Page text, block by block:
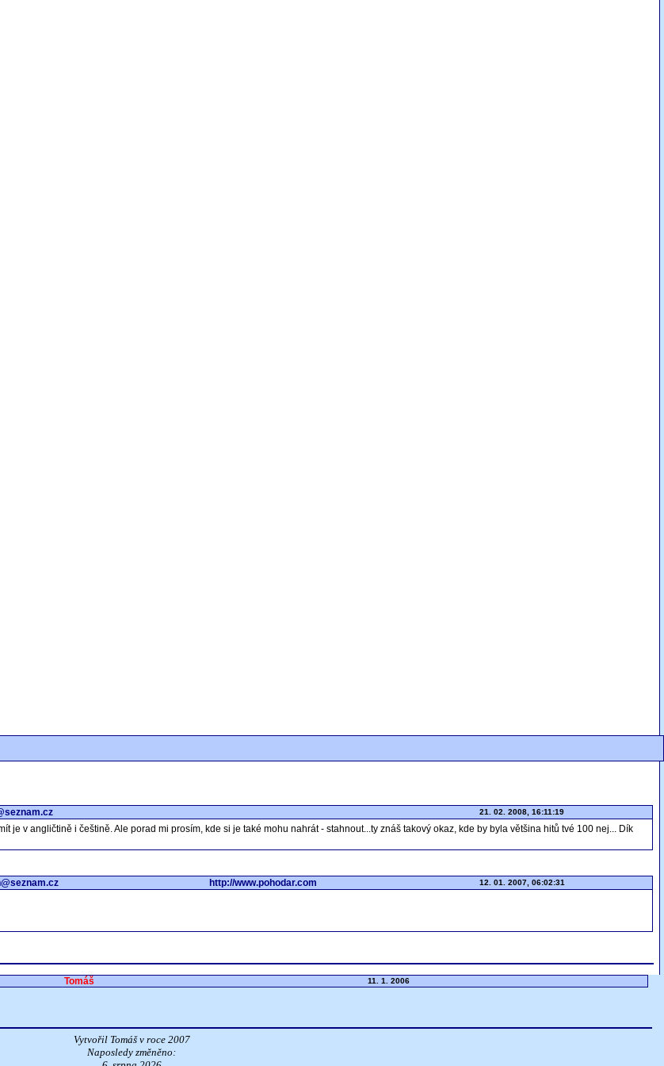
21. 02. 2008, 16:11:19
je v angličtině i češtině. Ale porad mi prosím, kde si je také mohu nahrát - stahnout...ty znáš takový okaz, kde by byla většina hitů tvé 100 nej... Dík
http://www.pohodar.com 12. 01. 2007, 06:02:31
Tomáš 11. 1. 2006
Vytvořil Tomáš v roce 2007
Naposledy změněno: